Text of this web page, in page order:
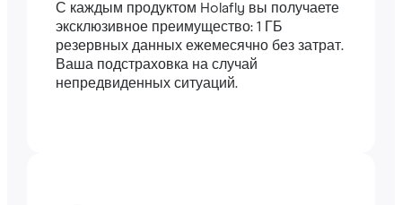
С каждым продуктом Holafly вы получаете
эксклюзивное преимущество: 1 ГБ
резервных данных ежемесячно без затрат.
Ваша подстраховка на случай
непредвиденных ситуаций.